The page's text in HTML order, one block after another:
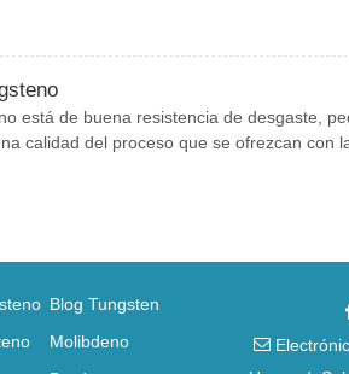
está de buena resistencia de desgaste,
calidad del proceso que se ofrezcan con
Blog Tungsten
Molibdeno